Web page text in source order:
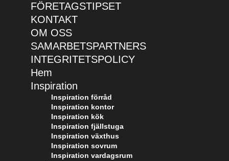
FÖRETAGSTIPSET
KONTAKT
OM OSS
SAMARBETSPARTNERS
INTEGRITETSPOLICY
Hem
Inspiration
Inspiration förråd
Inspiration kontor
Inspiration kök
Inspiration fjällstuga
Inspiration växthus
Inspiration sovrum
Inspiration vardagsrum